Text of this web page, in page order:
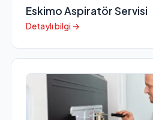
Eskimo Aspiratör Servisi
Detaylı bilgi →